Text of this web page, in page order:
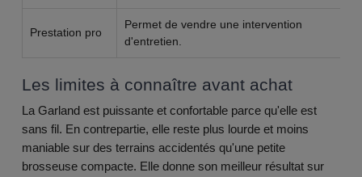
Prestation pro
Permet de vendre une intervention
d'entretien.
Les limites à connaître avant achat
La Garland est puissante et confortable parce qu'elle est
sans fil. En contrepartie, elle reste plus lourde et moins
maniable sur des terrains accidentés qu'une petite
brosseuse compacte. Elle donne son meilleur résultat sur